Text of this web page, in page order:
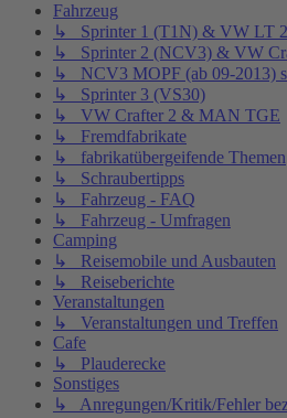
Fahrzeug
↳ Sprinter 1 (T1N) & VW LT 2
↳ Sprinter 2 (NCV3) & VW
↳ NCV3 MOPF (ab 09-2013)
↳ Sprinter 3 (VS30)
↳ VW Crafter 2 & MAN TGE
↳ Fremdfabrikate
↳ fabrikatübergeifende Themen
↳ Schraubertipps
↳ Fahrzeug - FAQ
↳ Fahrzeug - Umfragen
Camping
↳ Reisemobile und Ausbauten
↳ Reiseberichte
Veranstaltungen
↳ Veranstaltungen und Treffen
Cafe
↳ Plauderecke
Sonstiges
↳ Anregungen/Kritik/Fehler